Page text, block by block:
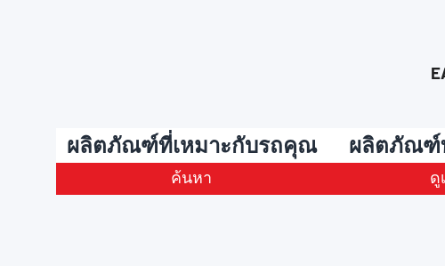
ผลิตภัณฑ์ที่เหมาะกับรถคุณ
ค้นหา
ผลิตภัณฑ์
ดู